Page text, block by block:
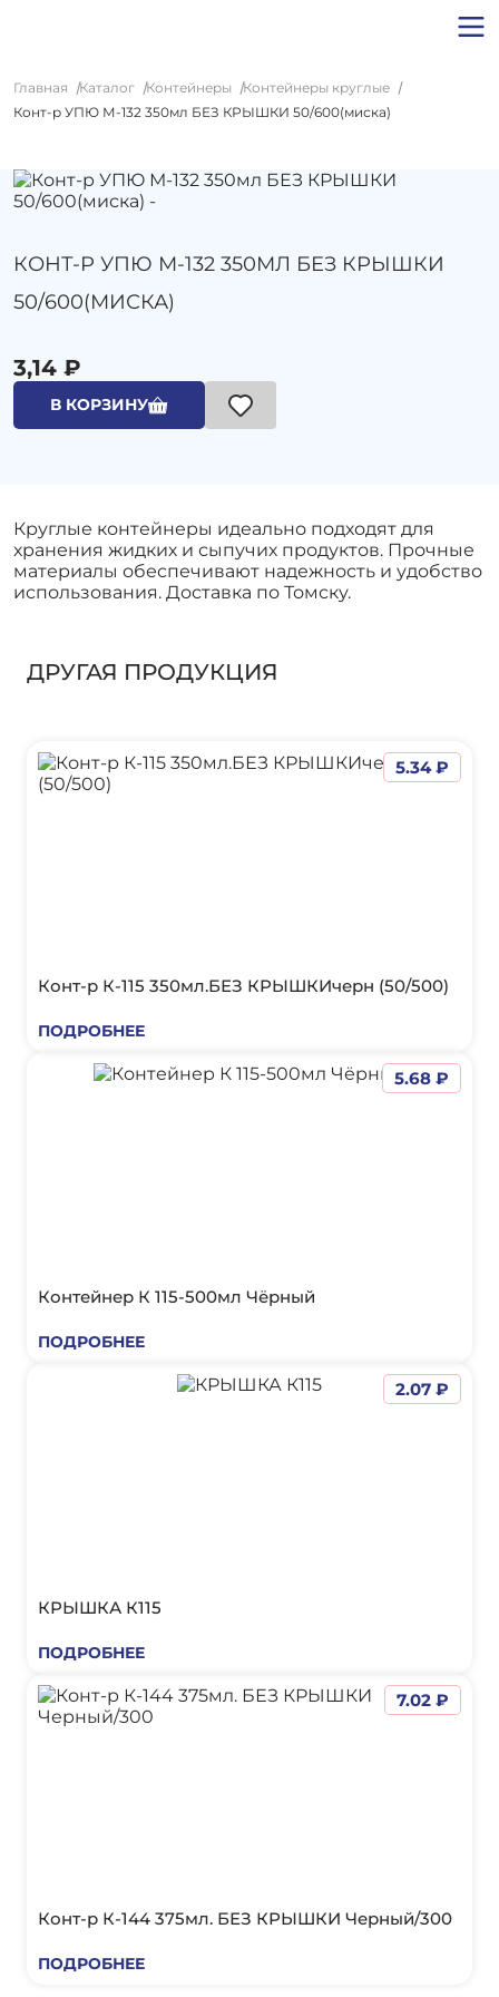
Главная Каталог Контейнеры
Контейнеры круглые
Конт-р УПЮ М-132 350мл БЕЗ КРЫШКИ 50/600(миска)
КОНТ-Р УПЮ М-132 350МЛ БЕЗ КРЫШКИ
50/600(МИСКА)
3,14 ₽
В КОРЗИНУ
Круглые контейнеры идеально подходят для
хранения жидких и сыпучих продуктов. Прочные
материалы обеспечивают надежность и удобство
использования. Доставка по Томску.
ДРУГАЯ ПРОДУКЦИЯ
Конт-р К-115 350мл.БЕЗ КРЫШКИчерн (50/500)
ПОДРОБНЕЕ
5.34 ₽
Контейнер К 115-500мл Чёрный
ПОДРОБНЕЕ
5.68 ₽
КРЫШКА К115
ПОДРОБНЕЕ
2.07 ₽
Конт-р К-144 375мл. БЕЗ КРЫШКИ Черный/300
ПОДРОБНЕЕ
7.02 ₽